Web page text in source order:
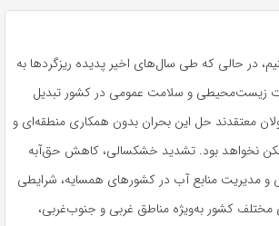
در حالی که طی سال‌های اخیر پدیده ریزگردها به
زیست‌محیطی و سلامت عمومی در کشور تبدیل
معتقدند حل این بحران بدون همکاری منطقه‌ای و
ممکن نخواهد بود. تشدید خشکسالی، کاهش حق‌آبه
و مدیریت منابع آب در کشورهای همسایه، شرایطی
مختلف کشور به‌ویژه مناطق غربی و جنوب‌غربی،